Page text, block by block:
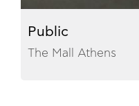
Public
The Mall Athens